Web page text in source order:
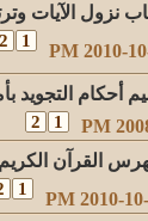
نزول الآيات
1
2
أحكام التجويد
1
2
القرآن
1